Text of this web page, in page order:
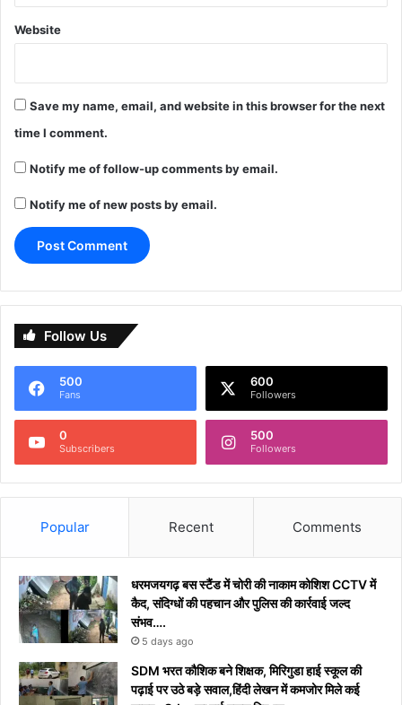
Website
Save my name, email, and website in this browser for the next
time I comment.
Notify me of follow-up comments by email.
Notify me of new posts by email.
Follow Us
500
Fans
600
Followers
0
Subscribers
500
Followers
Popular Recent Comments
धरमजयगढ़ बस स्टैंड में चोरी की नाकाम कोशिश CCTV में
कैद, संदिग्धों की पहचान और पुलिस की कार्रवाई जल्द
संभव….
5 days ago
​SDM भरत कौशिक बने शिक्षक, मिरिगुडा हाई स्कूल की
पढ़ाई पर उठे बड़े सवाल,हिंदी लेखन में कमजोर मिले कई